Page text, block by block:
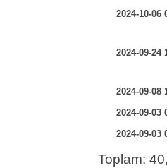
2024-10-06
2024-09-24
2024-09-08
2024-09-03
2024-09-03
Toplam: